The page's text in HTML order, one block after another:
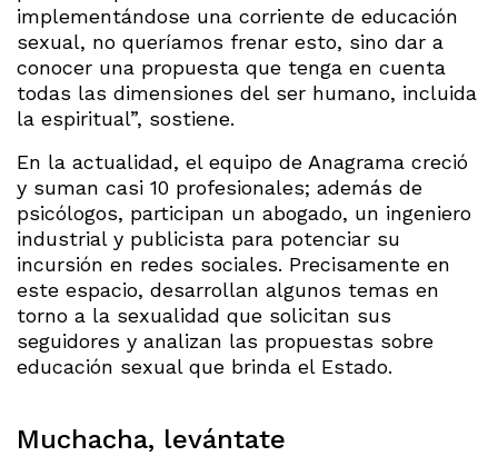
implementándose una corriente de educación
sexual, no queríamos frenar esto, sino dar a
conocer una propuesta que tenga en cuenta
todas las dimensiones del ser humano, incluida
la espiritual”, sostiene.
En la actualidad, el equipo de Anagrama creció
y suman casi 10 profesionales; además de
psicólogos, participan un abogado, un ingeniero
industrial y publicista para potenciar su
incursión en redes sociales. Precisamente en
este espacio, desarrollan algunos temas en
torno a la sexualidad que solicitan sus
seguidores y analizan las propuestas sobre
educación sexual que brinda el Estado.
Muchacha, levántate